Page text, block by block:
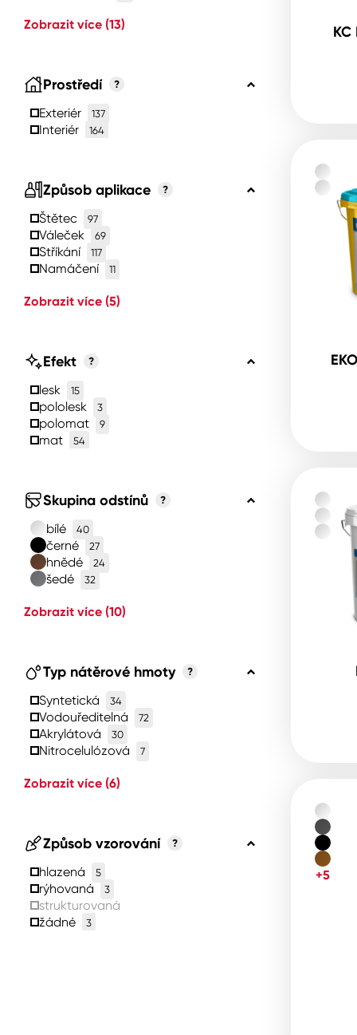
Zobrazit více (13)
Prostředí ?
Exteriér 137
Interiér 164
Způsob aplikace ?
Štětec 97
Váleček 69
Stříkání 117
Namáčení 11
Zobrazit více (5)
Efekt ?
lesk 15
pololesk 3
polomat 9
mat 54
Skupina odstínů ?
bílé 40
černé 27
hnědé 24
šedé 32
Zobrazit více (10)
Typ nátěrové hmoty ?
Syntetická 34
Vodouředitelná 72
Akrylátová 30
Nitrocelulózová 7
Zobrazit více (6)
Způsob vzorování ?
hlazená 5
rýhovaná 3
strukturovaná
žádné
3
KC
+5